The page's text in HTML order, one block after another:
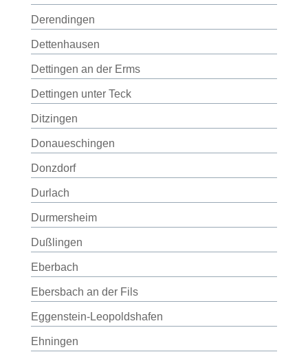
Derendingen
Dettenhausen
Dettingen an der Erms
Dettingen unter Teck
Ditzingen
Donaueschingen
Donzdorf
Durlach
Durmersheim
Dußlingen
Eberbach
Ebersbach an der Fils
Eggenstein-Leopoldshafen
Ehningen